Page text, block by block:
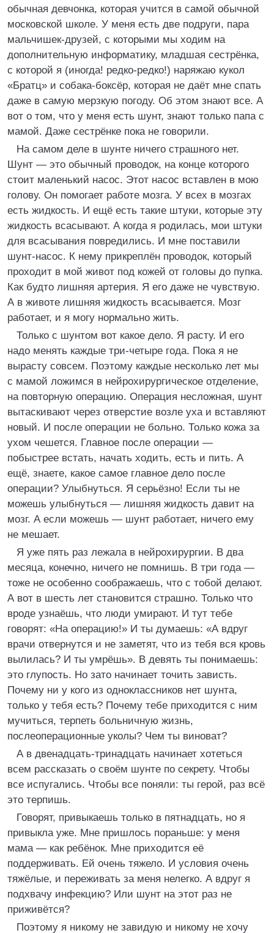
обычная девчонка, которая учится в самой обычной
московской школе. У меня есть две подруги, пара
мальчишек-друзей, с которыми мы ходим на
дополнительную информатику, младшая сестрёнка,
с которой я (иногда! редко-редко!) наряжаю кукол
«Братц» и собака-боксёр, которая не даёт мне спать
даже в самую мерзкую погоду. Об этом знают все. А
вот о том, что у меня есть шунт, знают только папа с
мамой. Даже сестрёнке пока не говорили.
На самом деле в шунте ничего страшного нет.
Шунт — это обычный проводок, на конце которого
стоит маленький насос. Этот насос вставлен в мою
голову. Он помогает работе мозга. У всех в мозгах
есть жидкость. И ещё есть такие штуки, которые эту
жидкость всасывают. А когда я родилась, мои штуки
для всасывания повредились. И мне поставили
шунт-насос. К нему прикреплён проводок, который
проходит в мой живот под кожей от головы до пупка.
Как будто лишняя артерия. Я его даже не чувствую.
А в животе лишняя жидкость всасывается. Мозг
работает, и я могу нормально жить.
Только с шунтом вот какое дело. Я расту. И его
надо менять каждые три-четыре года. Пока я не
вырасту совсем. Поэтому каждые несколько лет мы
с мамой ложимся в нейрохирургическое отделение,
на повторную операцию. Операция несложная, шунт
вытаскивают через отверстие возле уха и вставляют
новый. И после операции не больно. Только кожа за
ухом чешется. Главное после операции —
побыстрее встать, начать ходить, есть и пить. А
ещё, знаете, какое самое главное дело после
операции? Улыбнуться. Я серьёзно! Если ты не
можешь улыбнуться — лишняя жидкость давит на
мозг. А если можешь — шунт работает, ничего ему
не мешает.
Я уже пять раз лежала в нейрохирургии. В два
месяца, конечно, ничего не помнишь. В три года —
тоже не особенно соображаешь, что с тобой делают.
А вот в шесть лет становится страшно. Только что
вроде узнаёшь, что люди умирают. И тут тебе
говорят: «На операцию!» И ты думаешь: «А вдруг
врачи отвернутся и не заметят, что из тебя вся кровь
вылилась? И ты умрёшь». В девять ты понимаешь:
это глупость. Но зато начинает точить зависть.
Почему ни у кого из одноклассников нет шунта,
только у тебя есть? Почему тебе приходится с ним
мучиться, терпеть больничную жизнь,
послеоперационные уколы? Чем ты виноват?
А в двенадцать-тринадцать начинает хотеться
всем рассказать о своём шунте по секрету. Чтобы
все испугались. Чтобы все поняли: ты герой, раз всё
это терпишь.
Говорят, привыкаешь только в пятнадцать, но я
привыкла уже. Мне пришлось пораньше: у меня
мама — как ребёнок. Мне приходится её
поддерживать. Ей очень тяжело. И условия очень
тяжёлые, и переживать за меня нелегко. А вдруг я
подхвачу инфекцию? Или шунт на этот раз не
приживётся?
Поэтому я никому не завидую и никому не хочу